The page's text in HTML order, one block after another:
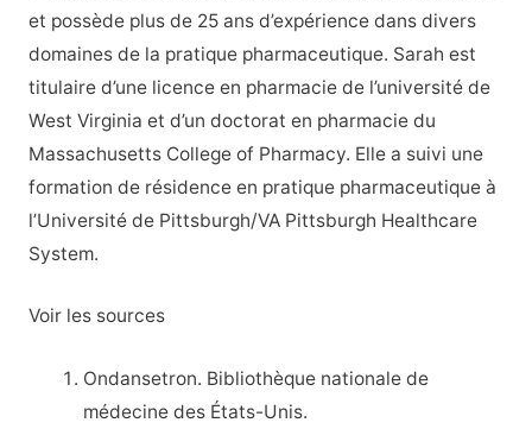
et possède plus de 25 ans d’expérience dans divers
domaines de la pratique pharmaceutique. Sarah est
titulaire d’une licence en pharmacie de l’université de
West Virginia et d’un doctorat en pharmacie du
Massachusetts College of Pharmacy. Elle a suivi une
formation de résidence en pratique pharmaceutique à
l’Université de Pittsburgh/VA Pittsburgh Healthcare
System.
Voir les sources
Ondansetron. Bibliothèque nationale de
médecine des États-Unis.